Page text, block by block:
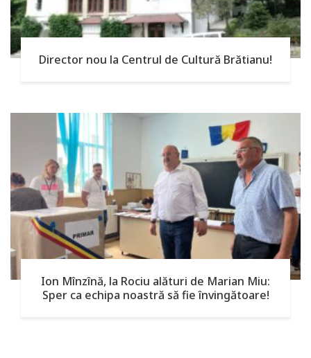
Director nou la Centrul de Cultură Brătianu!
Ion Mînzînă, la Rociu alături de Marian Miu:
Sper ca echipa noastră să fie învingătoare!